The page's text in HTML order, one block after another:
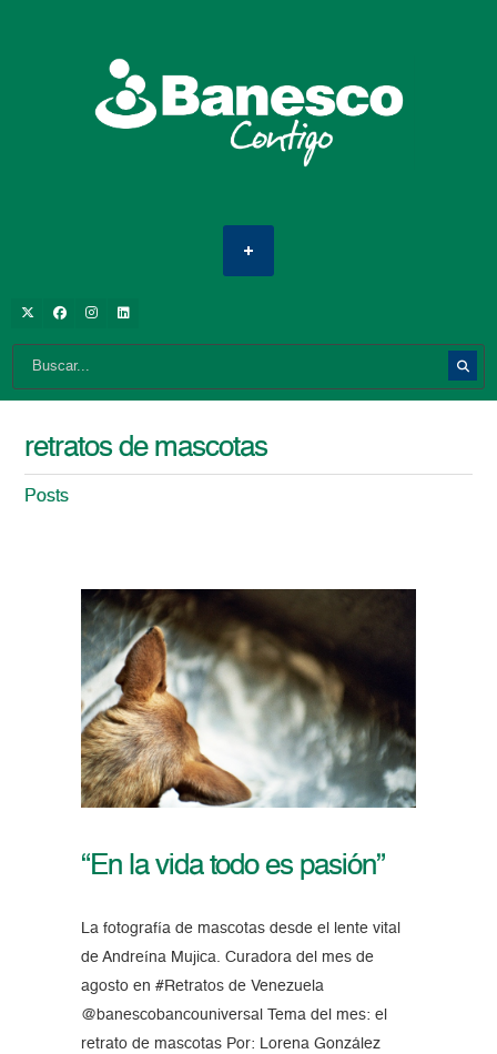
retratos de mascotas
Posts
“En la vida todo es pasión”
La fotografía de mascotas desde el lente vital
de Andreína Mujica. Curadora del mes de
agosto en #Retratos de Venezuela
@banescobancouniversal Tema del mes: el
retrato de mascotas Por: Lorena González